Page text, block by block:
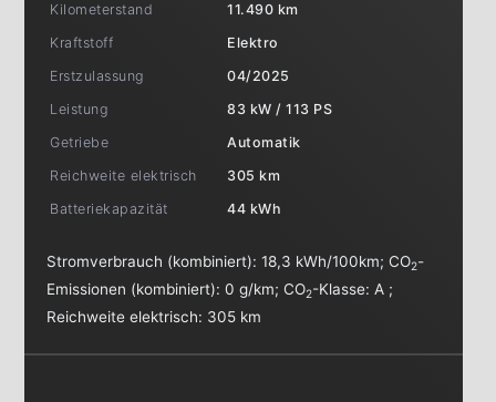
Kilometerstand
11.490 km
Kraftstoff
Elektro
Erstzulassung
04/2025
Leistung
83 kW / 113 PS
Getriebe
Automatik
Reichweite elektrisch
305 km
Batteriekapazität
44 kWh
Stromverbrauch (kombiniert):18,3 kWh/100km;CO2-
Emissionen (kombiniert):0 g/km;CO2-Klasse:A ;
Reichweite elektrisch: 305 km